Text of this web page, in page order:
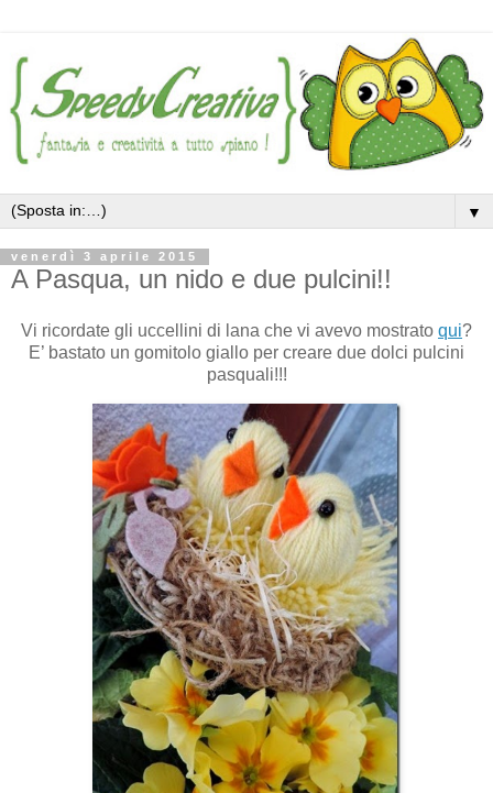
▼
venerdì 3 aprile 2015
A Pasqua, un nido e due pulcini!!
Vi ricordate gli uccellini di lana che vi avevo mostrato qui?
E’ bastato un gomitolo giallo per creare due dolci pulcini
pasquali!!!